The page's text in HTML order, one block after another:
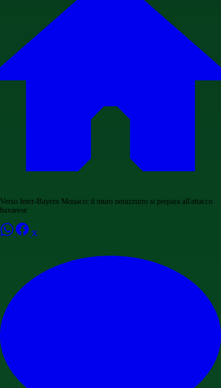
Verso Inter-Bayern Monaco: il muro nerazzurro si prepara all'attacco
bavarese